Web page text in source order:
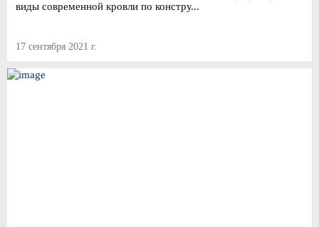
виды современной кровли по констру...
17 сентября 2021 г.